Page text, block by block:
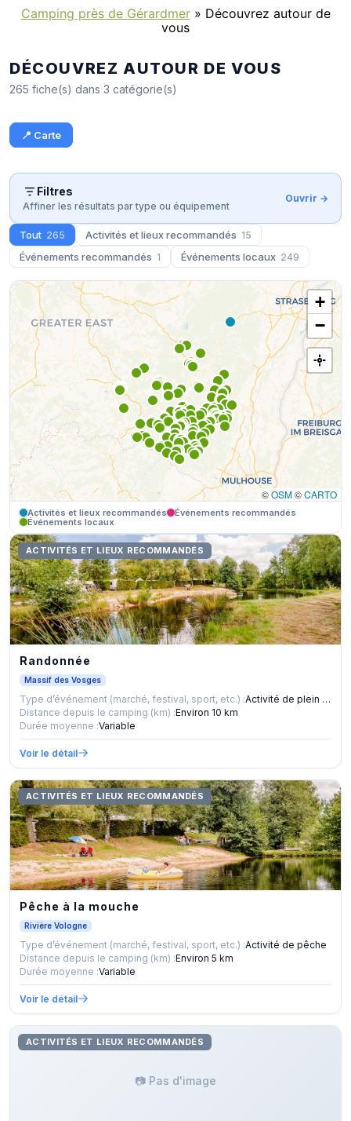
Camping près de Gérardmer» Découvrez autour de
vous
DÉCOUVREZ AUTOUR DE VOUS
265 fiche(s) dans 3 catégorie(s)
📍 Carte
Filtres
Affiner les résultats par type ou équipement
Tout 265 Activités et lieux recommandés 15
Événements recommandés 1 Événements locaux 249
+
−
©OSM©CARTO
Activités et lieux recommandés
Événements recommandés
Événements locaux
ACTIVITÉS ET LIEUX RECOMMANDÉS
Randonnée
Massif des Vosges
Type d’événement (marché, festival, sport, etc.) :
Activité de plein air
Distance depuis le camping (km) :Environ 10 km
Durée moyenne :Variable
Voir le détail
ACTIVITÉS ET LIEUX RECOMMANDÉS
Pêche à la mouche
Rivière Vologne
Type d’événement (marché, festival, sport, etc.) :Activité de pêche
Distance depuis le camping (km) :Environ 5 km
Durée moyenne :Variable
Voir le détail
📷 Pas d'image
ACTIVITÉS ET LIEUX RECOMMANDÉS